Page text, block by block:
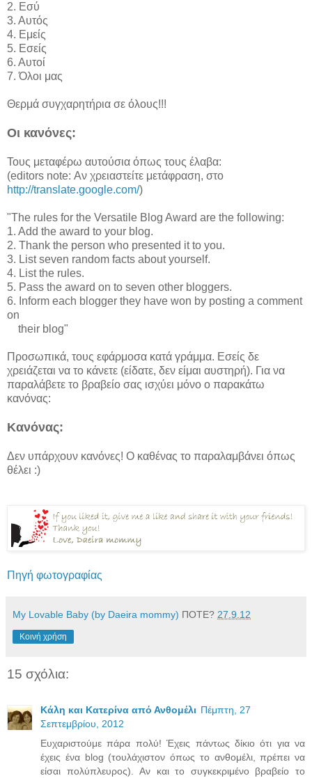
2. Εσύ
3. Αυτός
4. Εμείς
5. Εσείς
6. Αυτοί
7. Όλοι μας
Θερμά συγχαρητήρια σε όλους!!!
Οι κανόνες:
Τους μεταφέρω αυτούσια όπως τους έλαβα:
(editors note: Αν χρειαστείτε μετάφραση, στο
http://translate.google.com/)
"The rules for the Versatile Blog Award are the following:
1. Add the award to your blog.
2. Thank the person who presented it to you.
3. List seven random facts about yourself.
4. List the rules.
5. Pass the award on to seven other bloggers.
6. Inform each blogger they have won by posting a comment
on
their blog"
Προσωπικά, τους εφάρμοσα κατά γράμμα. Εσείς δε
χρειάζεται να το κάνετε (είδατε, δεν είμαι αυστηρή). Για να
παραλάβετε το βραβείο σας ισχύει μόνο ο παρακάτω
κανόνας:
Κανόνας:
Δεν υπάρχουν κανόνες! Ο καθένας το παραλαμβάνει όπως
θέλει :)
Πηγή φωτογραφίας
My Lovable Baby (by Daeira mommy) ΠΟΤΕ? 27.9.12
Κοινή χρήση
15 σχόλια:
Κάλη και Κατερίνα από Ανθομέλι Πέμπτη, 27
Σεπτεμβρίου, 2012
Ευχαριστούμε πάρα πολύ! Έχεις πάντως δίκιο ότι για να
έχεις ένα blog (τουλάχιστον όπως το ανθομέλι, πρέπει να
είσαι πολύπλευρος). Αν και το συγκεκριμένο βραβείο το